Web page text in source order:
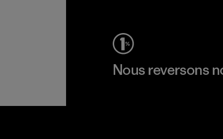
Nous reversons